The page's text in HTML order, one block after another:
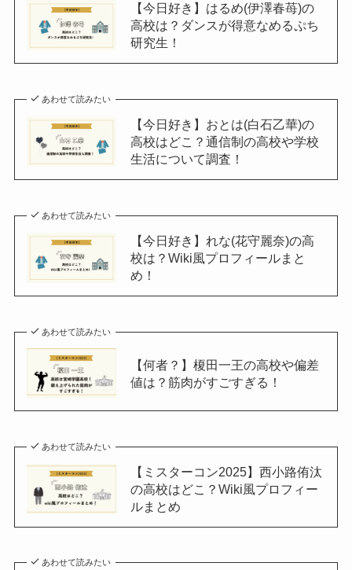
【今日好き】はるめ(伊澤春苺)の
高校は？ダンスが得意なめるぷち
研究生！
あわせて読みたい
【今日好き】おとは(白石乙華)の
高校はどこ？通信制の高校や学校
生活について調査！
あわせて読みたい
【今日好き】れな(花守麗奈)の高
校は？Wiki風プロフィールまと
め！
あわせて読みたい
【何者？】榎田一王の高校や偏差
値は？筋肉がすごすぎる！
あわせて読みたい
【ミスターコン2025】西小路侑汰
の高校はどこ？Wiki風プロフィー
ルまとめ
あわせて読みたい